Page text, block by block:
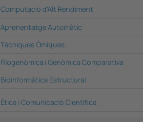
Computació d'Alt Rendiment
Aprenentatge Automàtic
Tècniques Òmiques
Filogenòmica i Genòmica Comparativa
Bioinformàtica Estructural
Ètica i Comunicació Científica